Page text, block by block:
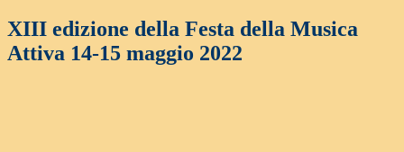
XIII edizione della Festa della Musica
Attiva 14-15 maggio 2022